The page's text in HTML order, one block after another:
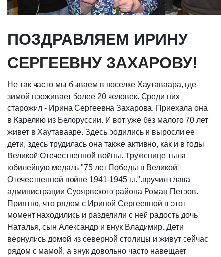
ПОЗДРАВЛЯЕМ ИРИНУ
СЕРГЕЕВНУ ЗАХАРОВУ!
Не так часто мы бываем в поселке Хаутаваара, где
зимой проживает более 20 человек. Среди них
старожил - Ирина Сергеевна Захарова. Приехала она
в Карелию из Белоруссии. И вот уже без малого 70 лет
живет в Хаутавааре. Здесь родились и выросли ее
дети, здесь трудилась она также активно, как и в годы
Великой Отечественной войны. Труженице тыла
юбилейную медаль "75 лет Победы в Великой
Отечественной войне 1941-1945 г.г.".вручил глава
администрации Суоярвского района Роман Петров.
Приятно, что рядом с Ириной Сергеевной в этот
момент находились и разделили с ней радость дочь
Наталья, сын Александр и внук Владимир. Дети
вернулись домой из северной столицы и живут сейчас
рядом с мамой, а внук довольно часто навещает